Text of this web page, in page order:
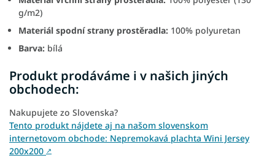
g/m2)
Materiál spodní strany prostěradla: 100% polyuretan
Barva: bílá
Produkt prodáváme i v našich jiných
obchodech:
Nakupujete zo Slovenska?
Tento produkt nájdete aj na našom slovenskom
internetovom obchode: Nepremokavá plachta Wini Jersey
200x200 ↗